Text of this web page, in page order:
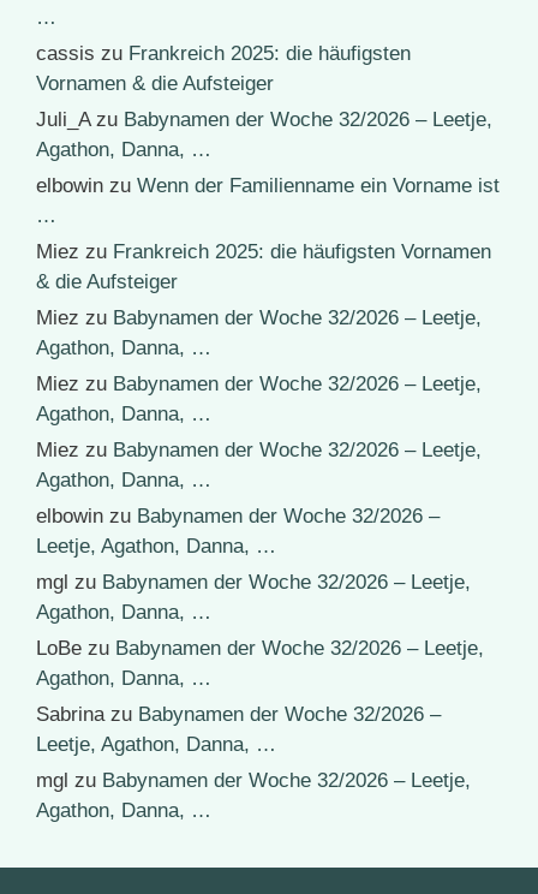
…
cassis zu Frankreich 2025: die häufigsten
Vornamen & die Aufsteiger
Juli_Azu Babynamen der Woche 32/2026 – Leetje,
Agathon, Danna, …
elbowin zu Wenn der Familienname ein Vorname ist
…
Miez zu Frankreich 2025: die häufigsten Vornamen
& die Aufsteiger
Miez zu Babynamen der Woche 32/2026 – Leetje,
Agathon, Danna, …
Miez zu Babynamen der Woche 32/2026 – Leetje,
Agathon, Danna, …
Miez zu Babynamen der Woche 32/2026 – Leetje,
Agathon, Danna, …
elbowin zu Babynamen der Woche 32/2026 –
Leetje, Agathon, Danna, …
mgl zu Babynamen der Woche 32/2026 – Leetje,
Agathon, Danna, …
LoBe zu Babynamen der Woche 32/2026 – Leetje,
Agathon, Danna, …
Sabrinazu Babynamen der Woche 32/2026 –
Leetje, Agathon, Danna, …
mgl zu Babynamen der Woche 32/2026 – Leetje,
Agathon, Danna, …